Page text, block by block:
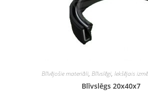
Blīvējošie materiāli, Blīvslēgi, Iekšējais
Blīvslēgs 20x40x7